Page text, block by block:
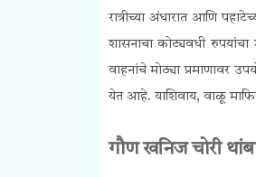
रात्रीच्या अंधारात आणि
शासनाचा कोट्यवधी
वाहनांचे मोठ्या प्रमाणावर
येत आहे. याशिवाय, वाळू
गौण खनिज चोरी